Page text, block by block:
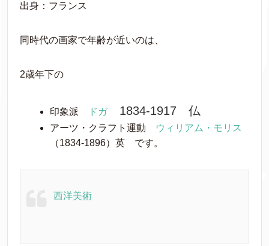
出身：フランス
同時代の画家で年齢が近いのは、
2歳年下の
印象派 ドガ 1834-1917 仏
アーツ・クラフト運動
ウィリアム・モリス
（1834-1896）英 です。
西洋美術